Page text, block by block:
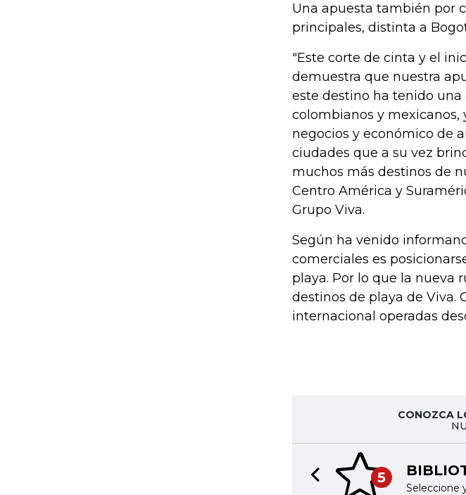
Una apuesta también por
principales, distinta a
"Este corte de cinta y el
demuestra que nuestra
este destino ha tenido
colombianos y mexicanos,
negocios y económico de
ciudades que a su vez
muchos más destinos de
Centro América y
Grupo Viva.
Según ha venido
comerciales es
playa. Por lo que la nueva
destinos de playa de Viva.
internacional operadas
CONOZCA
5
Seleccione
Previous slide